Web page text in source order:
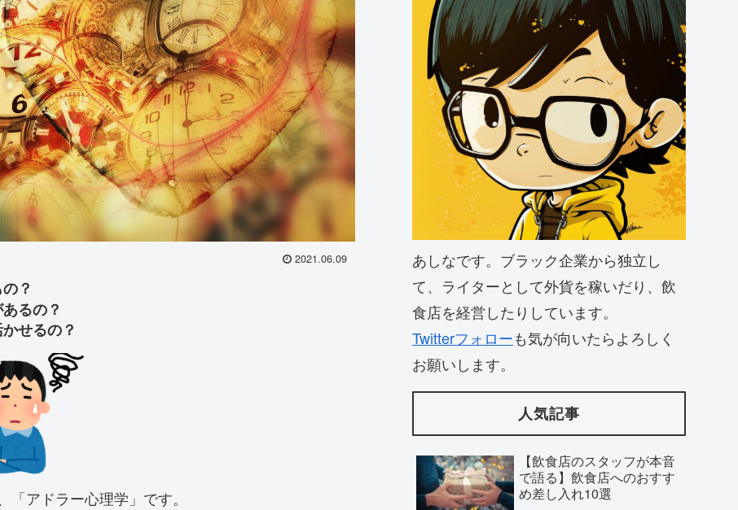
2021.06.09
？
るの？
せるの？
アドラー心理学」です。
あしなです。ブラック企業から独立し
て、ライターとして外貨を稼いだり、飲
食店を経営したりしています。
Twitterフォローも気が向いたらよろしく
お願いします。
人気記事
【飲食店のスタッフが本音
で語る】飲食店へのおすす
め差し入れ10選